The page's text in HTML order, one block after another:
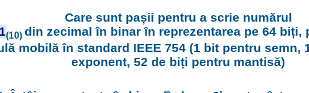
Care sunt pașii pentru a scrie numărul
(10) din zecimal în binar în reprezentarea pe 64 biți,
mobilă în standard IEEE 754 (1 bit pentru semn,
exponent, 52 de biți pentru mantisă)